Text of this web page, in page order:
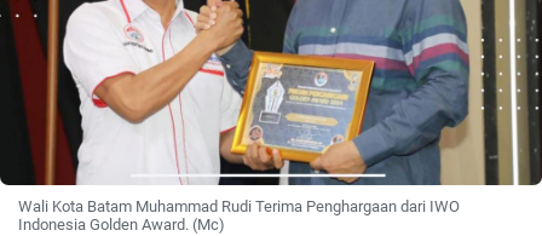
Wali Kota Batam Muhammad Rudi Terima Penghargaan dari IWO
Indonesia Golden Award. (Mc)